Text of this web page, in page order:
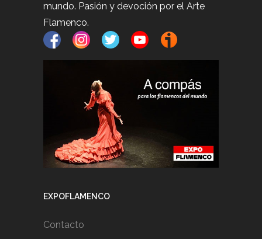
mundo. Pasión y devoción por el Arte
Flamenco.
EXPOFLAMENCO
Contacto